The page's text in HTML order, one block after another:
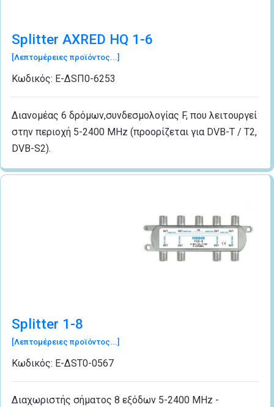
Splitter AXRED HQ 1-6
[Λεπτομέρειες προϊόντος...]
Κωδικός: Ε-ΔSΠ0-6253
Διανομέας 6 δρόμων,συνδεσμολογίας F, που λειτουργεί
στην περιοχή 5-2400 MHz (προορίζεται για DVB-T / T2,
DVB-S2).
Splitter 1-8
[Λεπτομέρειες προϊόντος...]
Κωδικός: Ε-ΔSΤ0-0567
Διαχωριστής σήματος 8 εξόδων 5-2400 MHz -